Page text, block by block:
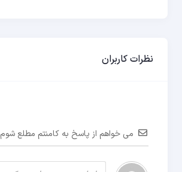
نظرات کاربران
می خواهم از پاسخ به کامنتم مطلع شوم